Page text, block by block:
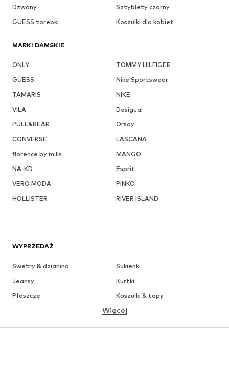
Dzwony
Sztyblety czarny
GUESS torebki
Koszulki dla kobiet
MARKI DAMSKIE
ONLY
TOMMY HILFIGER
GUESS
Nike Sportswear
TAMARIS
NIKE
VILA
Desigual
PULL&BEAR
Orsay
CONVERSE
LASCANA
florence by mills
MANGO
NA-KD
Esprit
VERO MODA
PINKO
HOLLISTER
RIVER ISLAND
WYPRZEDAŻ
Swetry & dzianina
Sukienki
Jeansy
Kurtki
Płaszcze
Koszulki & topy
Bielizna
Spódnice
Bluzki & koszule
Więcej